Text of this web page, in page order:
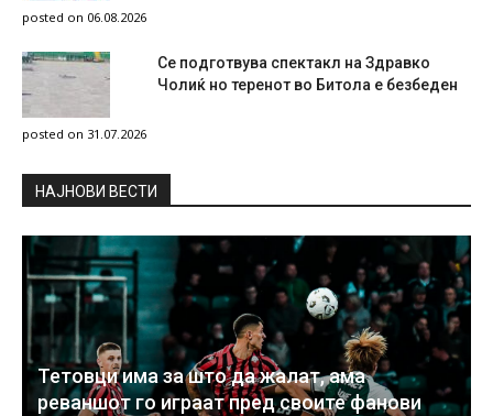
posted on 06.08.2026
Се подготвува спектакл на Здравко
Чолиќ но теренот во Битола е безбеден
posted on 31.07.2026
НAЈНОВИ ВЕСТИ
Тетовци има за што да жалат, ама
реваншот го играат пред своите фанови